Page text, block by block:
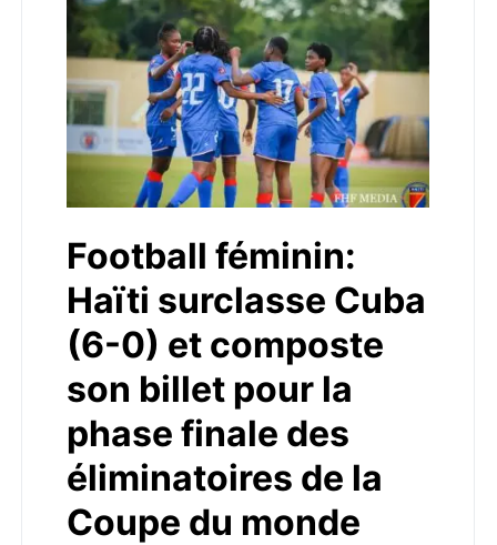
Football féminin:
Haïti surclasse Cuba
(6-0) et composte
son billet pour la
phase finale des
éliminatoires de la
Coupe du monde